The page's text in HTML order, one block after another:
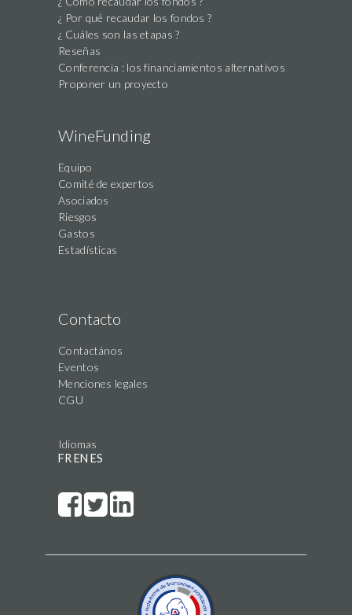
¿ Por qué recaudar los fondos ?
¿ Cuáles son las etapas ?
Reseñas
Conferencia : los financiamientos alternativos
Proponer un proyecto
WineFunding
Equipo
Comité de expertos
Asociados
Riesgos
Gastos
Estadísticas
Contacto
Contactános
Eventos
Menciones legales
CGU
Idiomas
FR EN ES